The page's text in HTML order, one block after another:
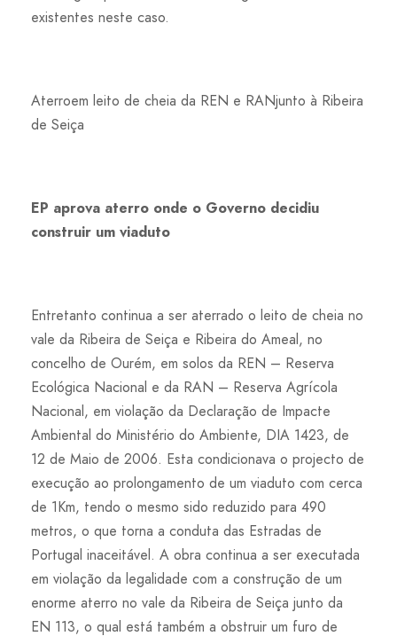
existentes neste caso.
Aterroem leito de cheia da REN e RANjunto à Ribeira
de Seiça
EP aprova aterro onde o Governo decidiu
construir um viaduto
Entretanto continua a ser aterrado o leito de cheia no
vale da Ribeira de Seiça e Ribeira do Ameal, no
concelho de Ourém, em solos da REN – Reserva
Ecológica Nacional e da RAN – Reserva Agrícola
Nacional, em violação da Declaração de Impacte
Ambiental do Ministério do Ambiente, DIA 1423, de
12 de Maio de 2006. Esta condicionava o projecto de
execução ao prolongamento de um viaduto com cerca
de 1Km, tendo o mesmo sido reduzido para 490
metros, o que torna a conduta das Estradas de
Portugal inaceitável. A obra continua a ser executada
em violação da legalidade com a construção de um
enorme aterro no vale da Ribeira de Seiça junto da
EN 113, o qual está também a obstruir um furo de